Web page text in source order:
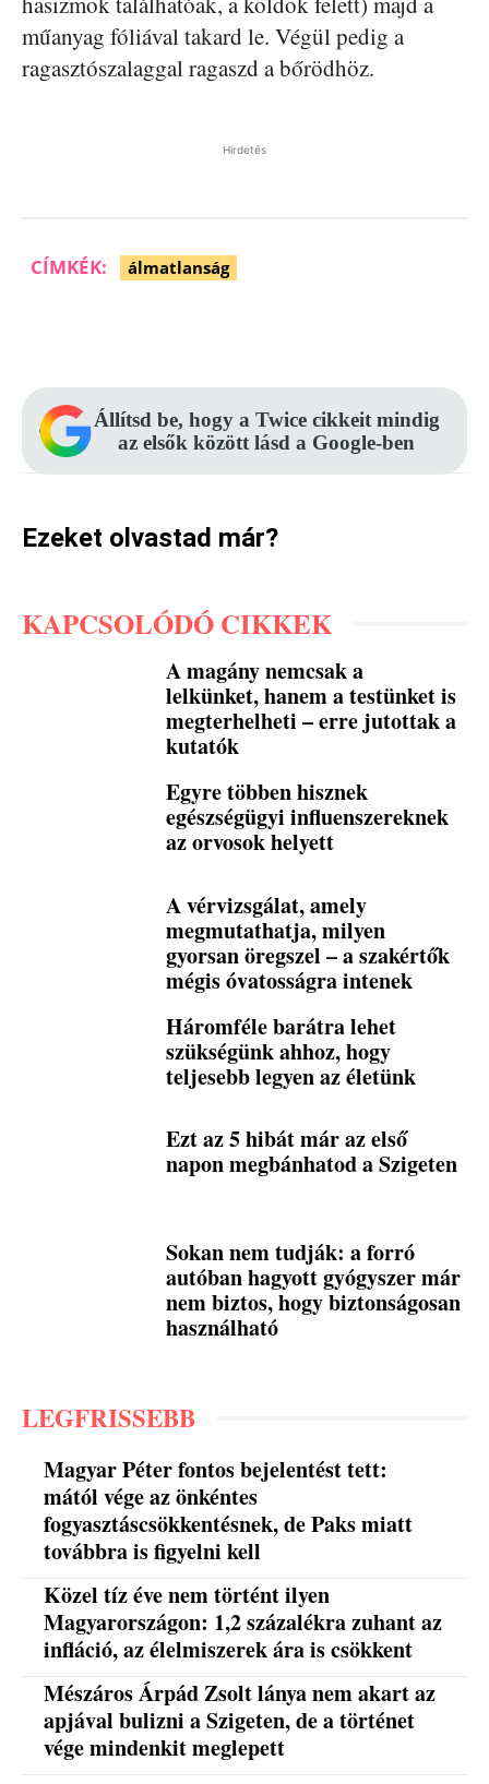
műanyag fóliával takard le. Végül pedig a
ragasztószalaggal ragaszd a bőrödhöz.
Hirdetés
CÍMKÉK: álmatlanság
Állítsd be, hogy a Twice cikkeit mindig
az elsők között lásd a Google-ben
Ezeket olvastad már?
KAPCSOLÓDÓ CIKKEK
A magány nemcsak a
lelkünket, hanem a testünket is
megterhelheti – erre jutottak a
kutatók
Egyre többen hisznek
egészségügyi influenszereknek
az orvosok helyett
A vérvizsgálat, amely
megmutathatja, milyen
gyorsan öregszel – a szakértők
mégis óvatosságra intenek
Háromféle barátra lehet
szükségünk ahhoz, hogy
teljesebb legyen az életünk
Ezt az 5 hibát már az első
napon megbánhatod a Szigeten
Sokan nem tudják: a forró
autóban hagyott gyógyszer már
nem biztos, hogy biztonságosan
használható
LEGFRISSEBB
Magyar Péter fontos bejelentést tett:
mától vége az önkéntes
fogyasztáscsökkentésnek, de Paks miatt
továbbra is figyelni kell
Közel tíz éve nem történt ilyen
Magyarországon: 1,2 százalékra zuhant az
infláció, az élelmiszerek ára is csökkent
Mészáros Árpád Zsolt lánya nem akart az
apjával bulizni a Szigeten, de a történet
vége mindenkit meglepett